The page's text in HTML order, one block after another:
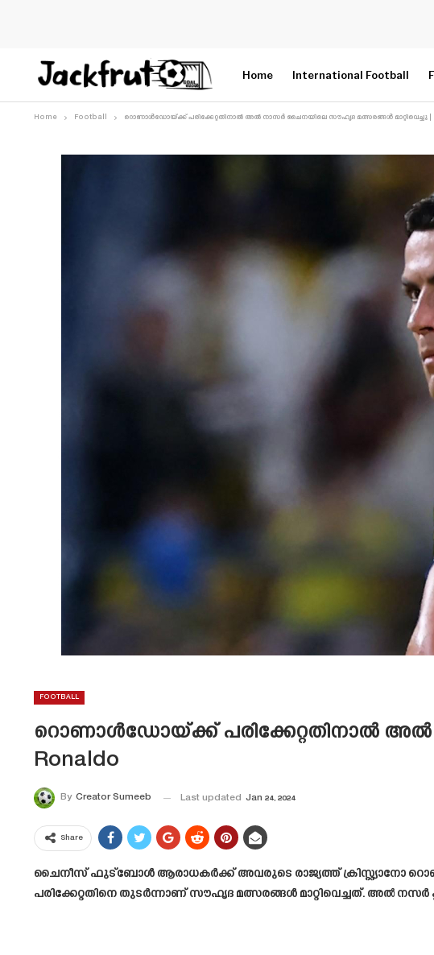
Home International Football
Home Football റൊണാൾഡോയ്ക്ക് പരിക്കേറ്റതിനാൽ അൽ നാസർ ചൈനയിലെ സൗഹൃദ മത്സരങ്ങൾ മാറ്റിവെച്ചു |
FOOTBALL
റൊണാൾഡോയ്ക്ക് പരിക്കേറ്റതിനാൽ അൽ
Ronaldo
By Creator Sumeeb Last updated Jan 24, 2024
Share
ചൈനീസ് ഫുട്ബോൾ ആരാധകർക്ക് അവരുടെ രാജ്യത്ത് ക്രിസ്റ്റ്യാനോ
പരിക്കേറ്റതിനെ തുടർന്നാണ് സൗഹൃദ മത്സരങ്ങൾ മാറ്റിവെച്ചത്. അൽ